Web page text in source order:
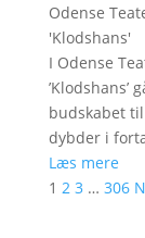
Odense
'Klodshans'
I Odense
budskabet
dybder i
Læs mere
1 2 3 … 306